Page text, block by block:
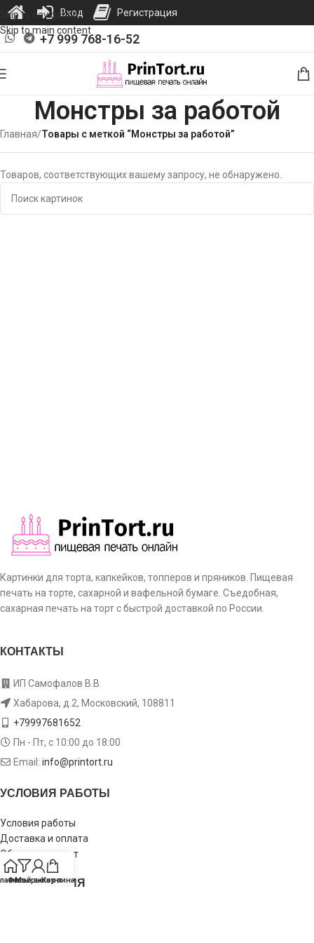
Skip to navigation
Skip to main content
+7 999 768-16-52
Монстры за работой
Главная/Товары с меткой “Монстры за работой”
Товаров, соответствующих вашему запросу, не обнаружено.
Картинки для торта, капкейков, топперов и пряников. Пищевая
печать на торте, сахарной и вафельной бумаге. Съедобная,
сахарная печать на торт с быстрой доставкой по России.
КОНТАКТЫ
ИП Самофалов В.В.
Хабарова, д.2, Московский, 108811
+79997681652
Пн - Пт, с 10:00 до 18:00
Email: info@printort.ru
УСЛОВИЯ РАБОТЫ
Условия работы
Доставка и оплата
Обмен и возврат
ИНФОРМАЦИЯ
Фильтры
Мой аккаунт
Корзина
Вход Регистрация